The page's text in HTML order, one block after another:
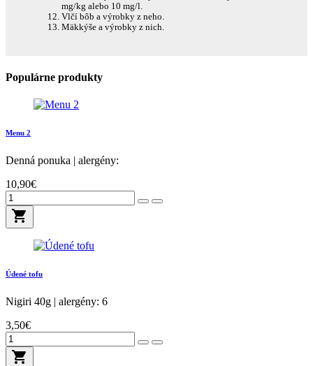
mg/kg alebo 10 mg/l.
Vlčí bôb a výrobky z neho.
Mäkkýše a výrobky z nich.
Populárne produkty
Menu 2
Denná ponuka | alergény:
10,90€
shopping_cart
Údené tofu
Nigiri 40g | alergény: 6
3,50€
shopping_cart